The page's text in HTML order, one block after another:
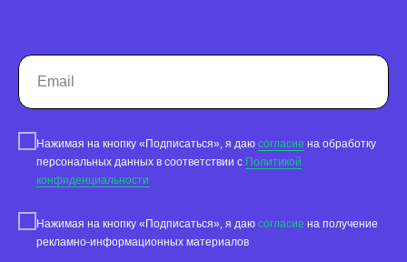
Нажимая на кнопку «Подписаться», я даю согласие на обработку
персональных данных в соответствии с Политикой
конфиденциальности
Нажимая на кнопку «Подписаться», я даю согласие на получение
рекламно-информационных материалов